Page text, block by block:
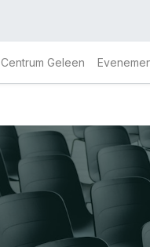
Centrum Geleen